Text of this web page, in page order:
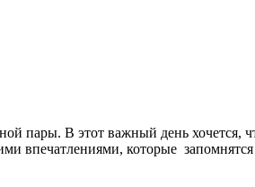
пары. В этот важный день хочется,
впечатлениями, которые